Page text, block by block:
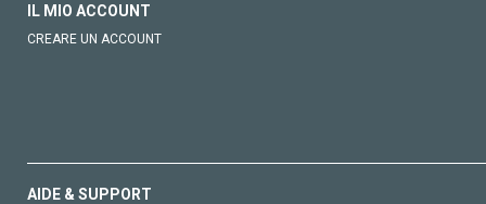
IL MIO ACCOUNT
CREARE UN ACCOUNT
AIDE & SUPPORT